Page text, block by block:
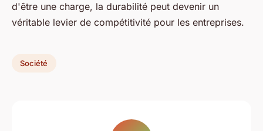
d'être une charge, la durabilité peut devenir un
véritable levier de compétitivité pour les entreprises.
Société